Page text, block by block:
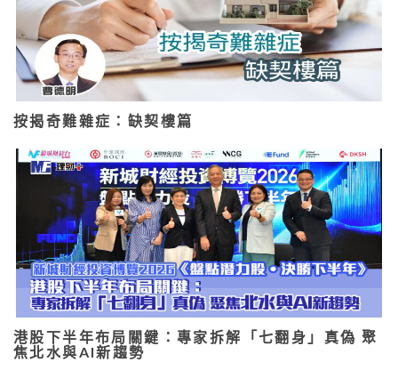
按揭奇難雜症：缺契樓篇
港股下半年布局關鍵：專家拆解「七翻身」真偽 聚
焦北水與AI新趨勢